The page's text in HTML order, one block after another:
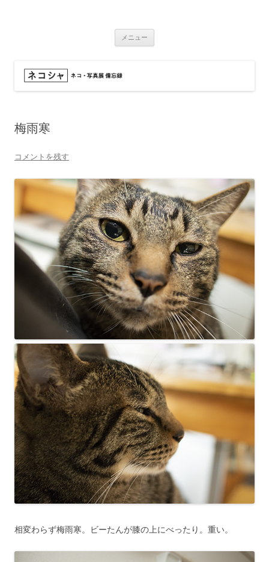
メニュー
梅雨寒
コメントを残す
相変わらず梅雨寒。ビーたんが膝の上にべったり。重い。